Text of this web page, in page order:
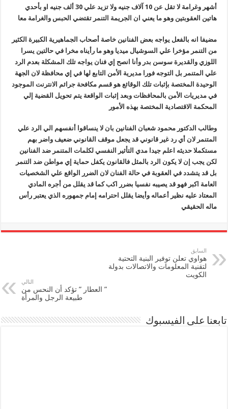
أشهر وغرامة لا تقل عن 10 آلاف جنيه ولا تزيد علي 30 ألف جنيه او بأحدي
هاتين العقوبتين وهو ما يعني ان الجريمة التنمر تقتضي الحبس والغرامة معا
مضيفا انه بالفعل يواجه بعض الفنانين خاصة أصحاب الجماهيرية الكبيرة الكثير
من التنمر مؤخرا علي السوشيال ميديا وهو ما رأيناه مخرا في حالتين يسرا
اللوزي والقديرة سوسن بدر وأنا انصح إي فنان يواجه تلك المشكلة بعدم الرد
علي المتنمر بل التوجه فورا مديرية الأمن التابع لها في إي محافظة لان الجهة
الوحيدة المختصة بإثبات تلك الوقائع هو قسم مكافحة جرائم الانترنت الموجود
في مديريات الأمن بالمحافظات وبعد إثبات الواقعة يتم تحويل القضية إلي
المحكمة الاقتصادية المختصة بهذه الأمور
وطالب الدكتور محمود شعبان الفنانين بان لا ينساقوا أنفسهم الي الرد علي
المتنمر لان أي رد غير قانوني قد يجعل موقف القانوني ضعيف واضر بهم
مستكملا حديثه اعلم جيدا مدي التأثير النفسي لكلمات المتنمر ضد الفنانين
لكن يجب إن لا يكون الرد بالمثل فالقانون يكفل حماية إي مواطن ضد التنمر
بل قد يتشدد في العقوبة في حالة الفنان لان الضرر الواقع علي الشخصيات
العامة اكبر فهو قد يصيبه نفسيا بضرر اكب كما قد يقلل من أجره المادي
المعتاد عليه نظير أعماله وأيضا يقلل احترامه إمام جمهوره الذي يعتبر رأس
ماله الحقيقي
السابق
هواوي تعلن توفير البنية التحتية
لتقنية المعلومات والاتصالات بدولة
الكويت
التالي
” العطار ” تؤكد أن النحس من
طبيعة الرجل والمرأة
تابعنا على الفيسبوك